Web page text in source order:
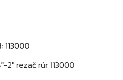
113000
2" rezač rúr 113000